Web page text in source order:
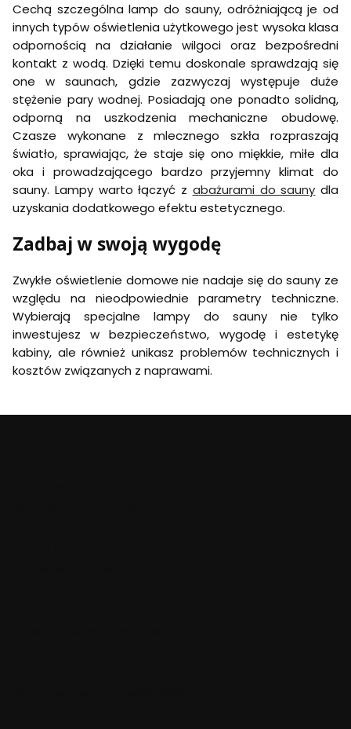
Cechą szczególna lamp do sauny, odróżniającą je od
innych typów oświetlenia użytkowego jest wysoka klasa
odpornością na działanie wilgoci oraz bezpośredni
kontakt z wodą. Dzięki temu doskonale sprawdzają się
one w saunach, gdzie zazwyczaj występuje duże
stężenie pary wodnej. Posiadają one ponadto solidną,
odporną na uszkodzenia mechaniczne obudowę.
Czasze wykonane z mlecznego szkła rozpraszają
światło, sprawiając, że staje się ono miękkie, miłe dla
oka i prowadzającego bardzo przyjemny klimat do
sauny. Lampy warto łączyć z abażurami do sauny dla
uzyskania dodatkowego efektu estetycznego.
Zadbaj w swoją wygodę
Zwykłe oświetlenie domowe nie nadaje się do sauny ze
względu na nieodpowiednie parametry techniczne.
Wybierają specjalne lampy do sauny nie tylko
inwestujesz w bezpieczeństwo, wygodę i estetykę
kabiny, ale również unikasz problemów technicznych i
kosztów związanych z naprawami.